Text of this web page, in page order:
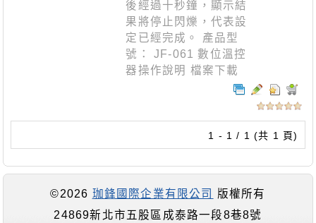
後經過十秒鐘，顯示結
果將停止閃爍，代表設
定已經完成。 產品型
號： JF-061 數位溫控
器操作說明 檔案下載
1 - 1 / 1 (共 1 頁)
©2026 珈鋒國際企業有限公司
版權所有
24869新北市五股區成泰路一段8巷8號